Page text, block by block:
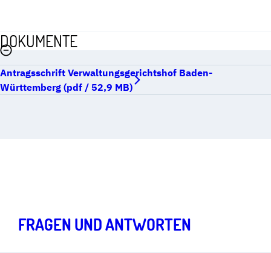
DOKUMENTE
Antragsschrift Verwaltungsgerichtshof Baden-
Württemberg (pdf / 52,9 MB)
FRAGEN UND ANTWORTEN